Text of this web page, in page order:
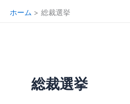
ホーム 総裁選挙
総裁選挙